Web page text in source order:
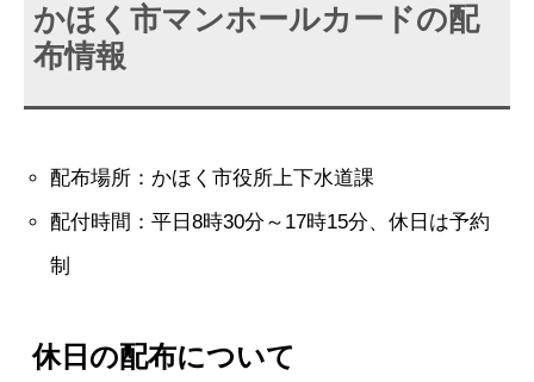
かほく市マンホールカードの配
布情報
配布場所：かほく市役所上下水道課
配付時間：平日8時30分～17時15分、休日は予約
制
休日の配布について